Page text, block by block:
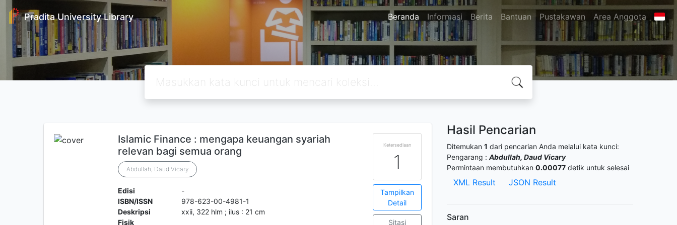
Pradita University Library Beranda Informasi Berita Bantuan Pustakawan Area Anggota
Islamic Finance : mengapa keuangan syariah
relevan bagi semua orang
Abdullah, Daud Vicary
Edisi
-
ISBN/ISSN
978-623-00-4981-1
Deskripsi
Fisik
xxii, 322 hlm ; ilus : 21 cm
Ketersediaan
1
Tampilkan
Detail
Sitasi
Hasil Pencarian
Ditemukan 1 dari pencarian Anda melalui kata kunci:
Pengarang : Abdullah, Daud Vicary
Permintaan membutuhkan 0.00077 detik untuk selesai
XML Result JSON Result
Saran